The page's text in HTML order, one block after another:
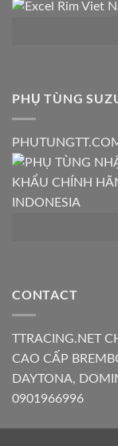
PHỤ TÙNG
CONTACT
TTRACING.NET
CAO CẤP
DAYTONA,
0901966996